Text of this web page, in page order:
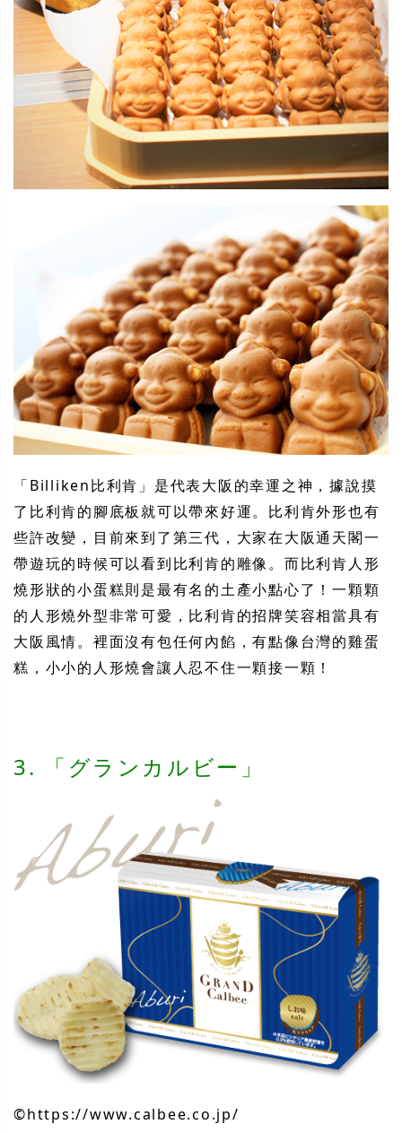
「Billiken比利肯」是代表大阪的幸運之神，據說摸
了比利肯的腳底板就可以帶來好運。比利肯外形也有
些許改變，目前來到了第三代，大家在大阪通天閣一
帶遊玩的時候可以看到比利肯的雕像。而比利肯人形
燒形狀的小蛋糕則是最有名的土產小點心了！一顆顆
的人形燒外型非常可愛，比利肯的招牌笑容相當具有
大阪風情。裡面沒有包任何內餡，有點像台灣的雞蛋
糕，小小的人形燒會讓人忍不住一顆接一顆！
3. 「グランカルビー」
©︎https://www.calbee.co.jp/